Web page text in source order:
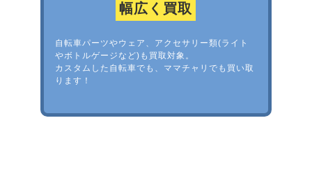
幅広く買取
自転車パーツやウェア、アクセサリー類(ライト
やボトルゲージなど)も買取対象。
カスタムした自転車でも、ママチャリでも買い取
ります！